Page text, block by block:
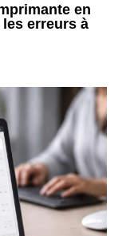
en
erreurs à